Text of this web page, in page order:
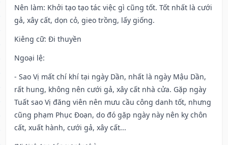
Nên làm: Khởi tạo tạo tác việc gì cũng tốt. Tốt nhất là cưới
gả, xây cất, dọn cỏ, gieo trồng, lấy giống.
Kiêng cữ: Đi thuyền
Ngoại lệ:
- Sao Vị mất chí khí tại ngày Dần, nhất là ngày Mậu Dần,
rất hung, không nên cưới gả, xây cất nhà cửa. Gặp ngày
Tuất sao Vị đăng viên nên mưu cầu công danh tốt, nhưng
cũng phạm Phục Đoạn, do đó gặp ngày này nên kỵ chôn
cất, xuất hành, cưới gả, xây cất...